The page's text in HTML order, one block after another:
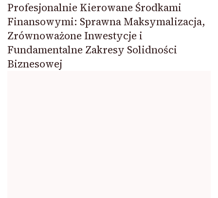
Profesjonalnie Kierowane Środkami
Finansowymi: Sprawna Maksymalizacja,
Zrównoważone Inwestycje i
Fundamentalne Zakresy Solidności
Biznesowej